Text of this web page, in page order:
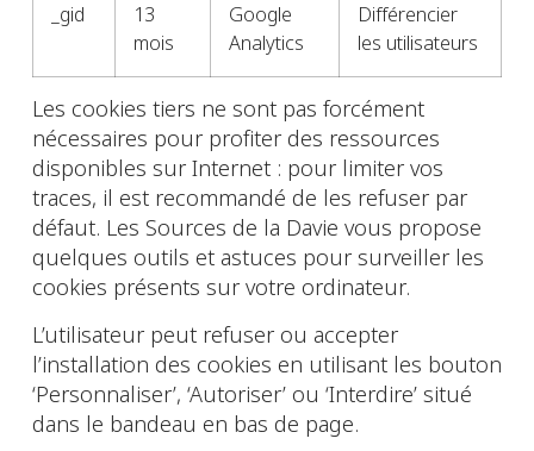
_gid
13
mois
Google
Analytics
Différencier
les utilisateurs
Les cookies tiers ne sont pas forcément
nécessaires pour profiter des ressources
disponibles sur Internet : pour limiter vos
traces, il est recommandé de les refuser par
défaut. Les Sources de la Davie vous propose
quelques outils et astuces pour surveiller les
cookies présents sur votre ordinateur.
L’utilisateur peut refuser ou accepter
l’installation des cookies en utilisant les bouton
‘Personnaliser’, ‘Autoriser’ ou ‘Interdire’ situé
dans le bandeau en bas de page.